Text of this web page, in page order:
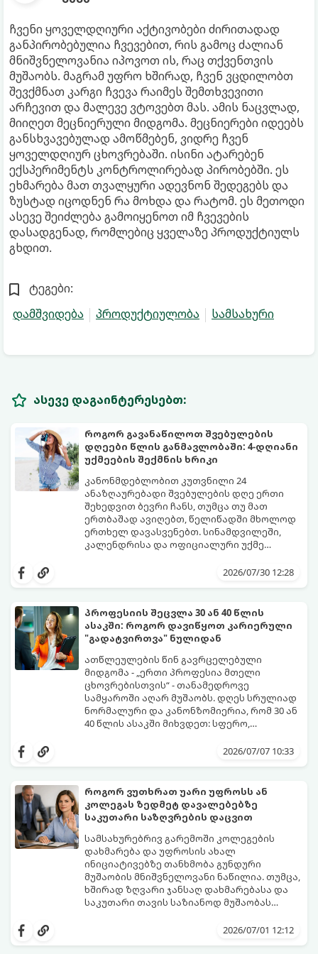
ჩვენი ყოველდღიური აქტივობები ძირითადად
განპირობებულია ჩვევებით, რის გამოც ძალიან
მნიშვნელოვანია იპოვოთ ის, რაც თქვენთვის
მუშაობს. მაგრამ უფრო ხშირად, ჩვენ ვცდილობთ
შევქმნათ კარგი ჩვევა რაიმეს შემთხვევითი
არჩევით და მალევე ვტოვებთ მას. ამის ნაცვლად,
მიიღეთ მეცნიერული მიდგომა. მეცნიერები იდეებს
განსხვავებულად ამოწმებენ, ვიდრე ჩვენ
ყოველდღიურ ცხოვრებაში. ისინი ატარებენ
ექსპერიმენტს კონტროლირებად პირობებში. ეს
ეხმარება მათ თვალყური ადევნონ შედეგებს და
ზუსტად იცოდნენ რა მოხდა და რატომ. ეს მეთოდი
ასევე შეიძლება გამოიყენოთ იმ ჩვევების
დასადგენად, რომლებიც ყველაზე პროდუქტიულს
გხდით.
ტეგები:
დამშვიდება
პროდუქტიულობა სამსახური
ასევე დაგაინტერესებთ:
როგორ გავანაწილოთ შვებულების
დღეები წლის განმავლობაში: 4-დღიანი
უქმეების შექმნის ხრიკი
კანონმდებლობით კუთვნილი 24
ანაზღაურებადი შვებულების დღე ერთი
შეხედვით ბევრი ჩანს, თუმცა თუ მათ
ერთბაშად ავიღებთ, წელიწადში მხოლოდ
ერთხელ დავასვენებთ. სინამდვილეში,
კალენდრისა და ოფიციალური უქმე
შესაძლებელია შვებულების თითო-ოროლა
დღიანი უქმეები (Mini-Vacations).
ხრიკებს, თუ როგორ „გავწელოთ“
2026/07/30 12:28
პროფესიის შეცვლა 30 ან 40 წლის
ასაკში: როგორ დავიწყოთ კარიერული
"გადატვირთვა" ნულიდან
ათწლეულების წინ გავრცელებული
მიდგომა - „ერთი პროფესია მთელი
ცხოვრებისთვის“ - თანამედროვე
სამყაროში აღარ მუშაობს. დღეს სრულიად
ნორმალური და კანონზომიერია, რომ 30 ან
40 წლის ასაკში მიხვდეთ: სფერო,
გაბედნიერებთ, აღარ არის შემოსავლიანი
იდეა ხშირად დიდ შიშებთანაა
კონკურენციას“, „სტაბილურობას ვკარგავ“.
თუმცა, რეალობა საპირისპიროა: თქვენ
იწყებთ არა ნულიდან, არამედ უზარმაზარი
ცხოვრებისეული და პროფესიული
გამოცდილებით (Soft Skills), რაც 20 წლის
დამწყებებს ფიზიკურად არ გააჩნიათ.
გთავაზობთ ნაბიჯ-ნაბიჯ გზამკვლევს, თუ
როგორ მართოთ კარიერული
"რესტარტი" სწორად და
უმტკივნეულოდ:
2026/07/07 10:33
როგორ ვუთხრათ უარი უფროსს ან
კოლეგას ზედმეტ დავალებებზე
საკუთარი საზღვრების დაცვით
სამსახურებრივ გარემოში კოლეგების
დახმარება და უფროსის ახალ
ინიციატივებზე თანხმობა გუნდური
მუშაობის მნიშვნელოვანი ნაწილია. თუმცა,
ხშირად ზღვარი ჯანსაღ დახმარებასა და
საკუთარი თავის საზიანოდ მუშაობას
ყველაფერზე „კის“ ეუბნებით, რისკის ქვეშ
2026/07/01 12:12